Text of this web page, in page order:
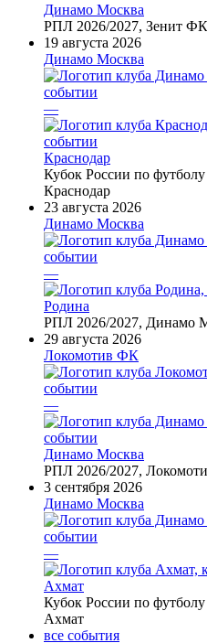
Динамо Москва
РПЛ 2026/2027, Зенит
19 августа 2026
Динамо Москва
—
Краснодар
Кубок России по
Краснодар
23 августа 2026
Динамо Москва
—
Родина
РПЛ 2026/2027, Динамо
29 августа 2026
Локомотив ФК
—
Динамо Москва
РПЛ 2026/2027,
3 сентября 2026
Динамо Москва
—
Ахмат
Кубок России по
Ахмат
все события